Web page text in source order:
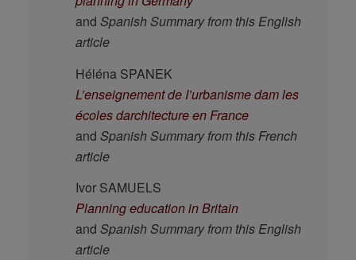
and Spanish Summary from this English
article
Héléna SPANEK
L’enseignement de I’urbanisme dam les
écoles darchitecture en France
and Spanish Summary from this French
article
Ivor SAMUELS
Planning education in Britain
and Spanish Summary from this English
article